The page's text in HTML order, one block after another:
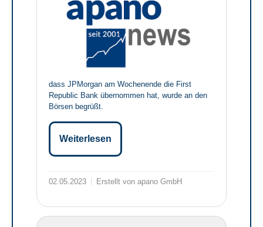
dass JPMorgan am Wochenende die First
Republic Bank übernommen hat, wurde an den
Börsen begrüßt.
Weiterlesen
02.05.2023 Erstellt von apano GmbH